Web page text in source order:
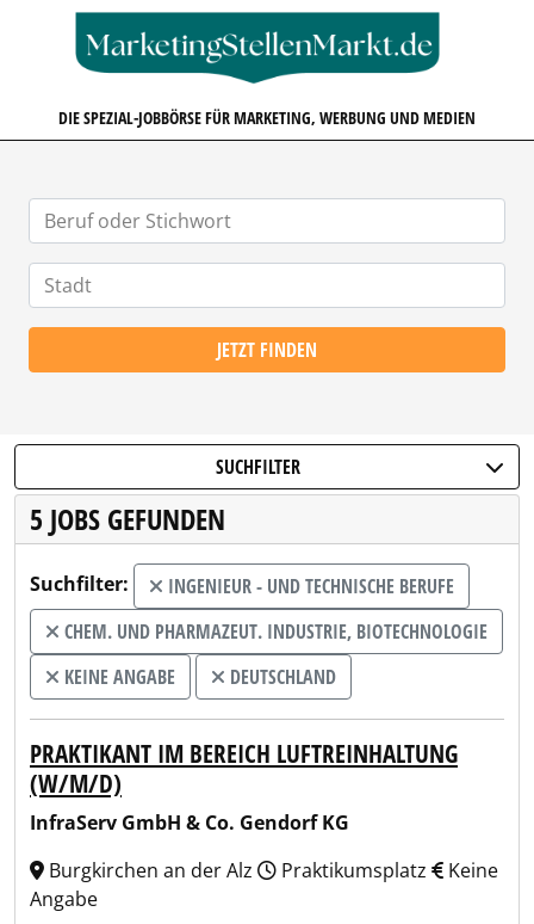
DIE SPEZIAL-JOBBÖRSE FÜR MARKETING, WERBUNG UND MEDIEN
JETZT FINDEN
SUCHFILTER
5 JOBS GEFUNDEN
Suchfilter:
INGENIEUR - UND TECHNISCHE BERUFE
CHEM. UND PHARMAZEUT. INDUSTRIE, BIOTECHNOLOGIE
KEINE ANGABE
DEUTSCHLAND
PRAKTIKANT IM BEREICH LUFTREINHALTUNG
(W/M/D)
InfraServ GmbH & Co. Gendorf KG
Burgkirchen an der Alz
Praktikumsplatz
Keine
Angabe